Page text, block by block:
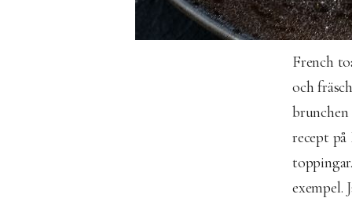
French
och
recept
exempel.